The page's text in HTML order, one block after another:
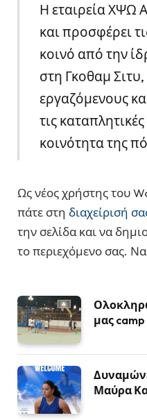
Η εταιρεία ΧΨΩ
και προσφέρει
κοινό από την
στη Γκοθαμ
εργαζόμενους
τις
κοινότητα της
Ως νέος χρήστης του
πάτε στη διαχείρισή
την σελίδα και να
το περιεχόμενο σας.
μας
Μαύρα